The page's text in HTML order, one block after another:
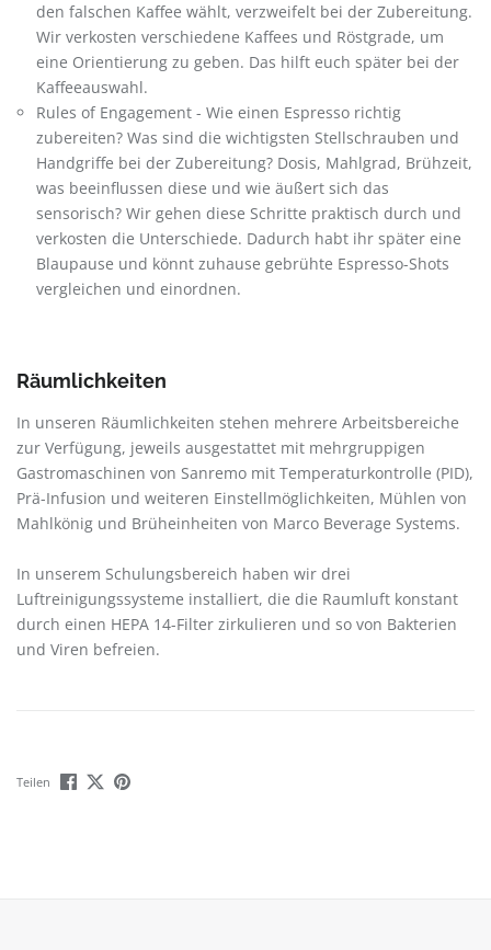
den falschen Kaffee wählt, verzweifelt bei der Zubereitung.
Wir verkosten verschiedene Kaffees und Röstgrade, um
eine Orientierung zu geben. Das hilft euch später bei der
Kaffeeauswahl.
Rules of Engagement - Wie einen Espresso richtig
zubereiten? Was sind die wichtigsten Stellschrauben und
Handgriffe bei der Zubereitung? Dosis, Mahlgrad, Brühzeit,
was beeinflussen diese und wie äußert sich das
sensorisch? Wir gehen diese Schritte praktisch durch und
verkosten die Unterschiede. Dadurch habt ihr später eine
Blaupause und könnt zuhause gebrühte Espresso-Shots
vergleichen und einordnen.
Räumlichkeiten
In unseren Räumlichkeiten stehen mehrere Arbeitsbereiche
zur Verfügung, jeweils ausgestattet mit mehrgruppigen
Gastromaschinen von Sanremo mit Temperaturkontrolle (PID),
Prä-Infusion und weiteren Einstellmöglichkeiten, Mühlen von
Mahlkönig und Brüheinheiten von Marco Beverage Systems.
In unserem Schulungsbereich haben wir drei
Luftreinigungssysteme installiert, die die Raumluft konstant
durch einen HEPA 14-Filter zirkulieren und so von Bakterien
und Viren befreien.
Teilen